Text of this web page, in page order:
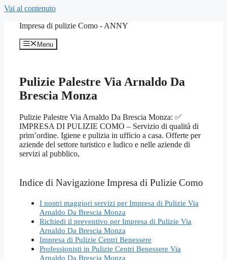
Vai al contenuto
Impresa di pulizie Como - ANNY
Menu
Pulizie Palestre Via Arnaldo Da
Brescia Monza
Pulizie Palestre Via Arnaldo Da Brescia Monza: ✅
IMPRESA DI PULIZIE COMO – Servizio di qualità di
prim’ordine. Igiene e pulizia in ufficio a casa. Offerte per
aziende del settore turistico e ludico e nelle aziende di
servizi al pubblico,
Indice di Navigazione Impresa di Pulizie Como
I nostri maggiori servizi per Impresa di Pulizie Via
Arnaldo Da Brescia Monza
Richiedi il preventivo per Impresa di Pulizie Via
Arnaldo Da Brescia Monza
Impresa di Pulizie Centri Benessere
Professionisti in Pulizie Centri Benessere Via
Arnaldo Da Brescia Monza